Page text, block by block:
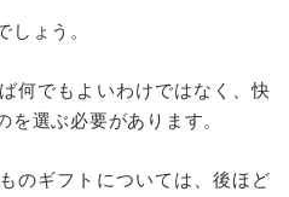
しょう。
何でもよいわけではなく、快
選ぶ必要があります。
のギフトについては、後ほど